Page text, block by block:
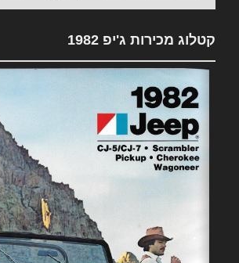
קטלוג מכירות ג'יפ 1982